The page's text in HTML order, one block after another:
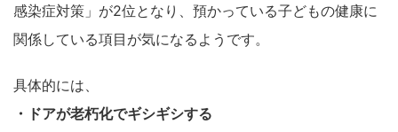
感染症対策」が2位となり、預かっている子どもの健康に
関係している項目が気になるようです。
具体的には、
・ドアが老朽化でギシギシする